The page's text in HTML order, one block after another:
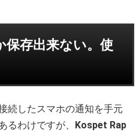
保存出来ない。使
続したスマホの通知を手元
るわけですが、
Kospet Rap